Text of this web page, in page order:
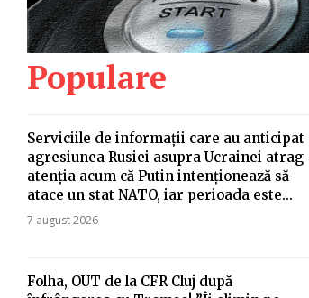
Populare
Serviciile de informații care au anticipat
agresiunea Rusiei asupra Ucrainei atrag
atenția acum că Putin intenționează să
atace un stat NATO, iar perioada este...
7 august 2026
Folha, OUT de la CFR Cluj după